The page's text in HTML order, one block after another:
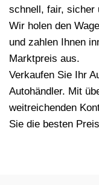
schnell, fair, sicher
Wir holen den
und zahlen Ihnen
Marktpreis aus.
Verkaufen Sie Ihr
Autohändler. Mit
weitreichenden
Sie die besten